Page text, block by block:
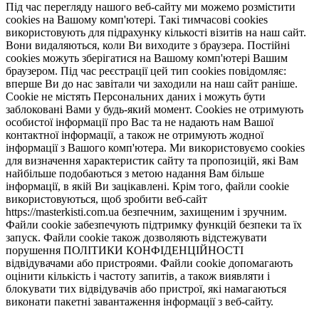
Під час перегляду нашого веб-сайту ми можемо розмістити
cookies на Вашому комп'ютері. Такі тимчасові cookies
використовують для підрахунку кількості візитів на наш сайт.
Вони видаляються, коли Ви виходите з браузера. Постійні
cookies можуть зберігатися на Вашому комп'ютері Вашим
браузером. Під час реєстрації цей тип cookies повідомляє:
вперше Ви до нас завітали чи заходили на наш сайт раніше.
Cookie не містять Персональних даних і можуть бути
заблоковані Вами у будь-який момент. Сookies не отримують
особистої інформації про Вас та не надають нам Вашої
контактної інформації, а також не отримують жодної
інформації з Вашого комп'ютера. Ми використовуємо cookies
для визначення характеристик сайту та пропозицій, які Вам
найбільше подобаються з метою надання Вам більше
інформації, в якій Ви зацікавлені. Крім того, файли cookie
використовуються, щоб зробити веб-сайт
https://masterkisti.com.ua безпечним, захищеним і зручним.
Файли cookie забезпечують підтримку функцій безпеки та їх
запуск. Файли cookie також дозволяють відстежувати
порушення ПОЛІТИКИ КОНФІДЕНЦІЙНОСТІ
відвідувачами або пристроями. Файли cookie допомагають
оцінити кількість і частоту запитів, а також виявляти і
блокувати тих відвідувачів або пристрої, які намагаються
виконати пакетні завантаження інформації з веб-сайту.